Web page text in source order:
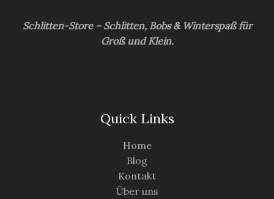
Schlitten-Store – Schlitten, Bobs & Winterspaß für
Groß und Klein.
Quick Links
Home
Blog
Kontakt
Über uns